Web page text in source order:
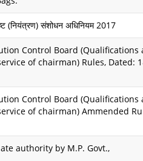
(नियंत्रण) संशोधन अधिनियम 2017
Control Board (Qualifications
of chairman) Rules, Dated:
Control Board (Qualifications
of chairman) Ammended
authority by M.P. Govt.,